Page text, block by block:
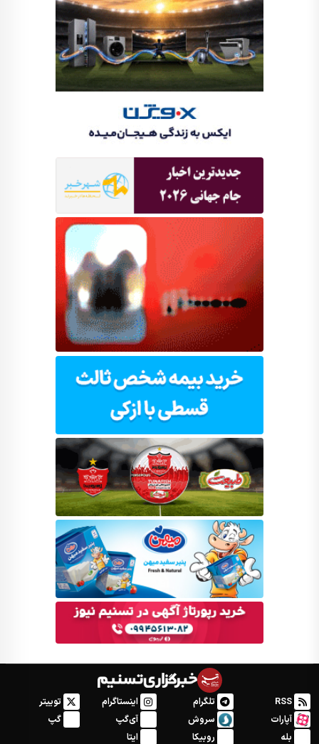
RSS تلگرام اینستاگرام
توییتر
آپارات
سروش آی‌گپ
گپ
بله
روبیکا ایتا